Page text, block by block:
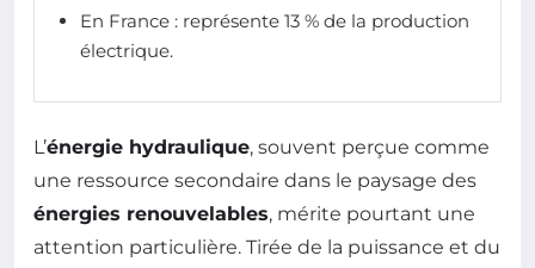
En France : représente 13 % de la production
électrique.
L’énergie hydraulique, souvent perçue comme
une ressource secondaire dans le paysage des
énergies renouvelables, mérite pourtant une
attention particulière. Tirée de la puissance et du